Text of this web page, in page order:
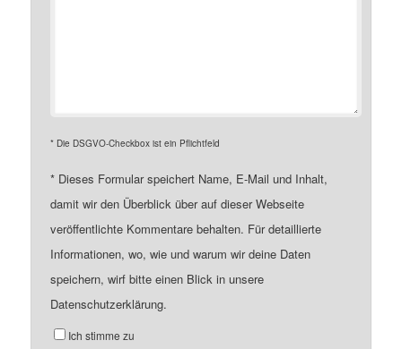
* Die DSGVO-Checkbox ist ein Pflichtfeld
* Dieses Formular speichert Name, E-Mail und Inhalt,
damit wir den Überblick über auf dieser Webseite
veröffentlichte Kommentare behalten. Für detaillierte
Informationen, wo, wie und warum wir deine Daten
speichern, wirf bitte einen Blick in unsere
Datenschutzerklärung.
Ich stimme zu